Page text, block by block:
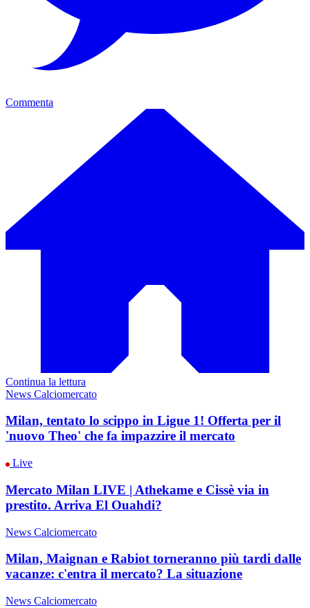
Commenta
Continua la lettura
News Calciomercato
Milan, tentato lo scippo in Ligue 1! Offerta per il
'nuovo Theo' che fa impazzire il mercato
Live
Mercato Milan LIVE | Athekame e Cissè via in
prestito. Arriva El Ouahdi?
News Calciomercato
Milan, Maignan e Rabiot torneranno più tardi dalle
vacanze: c'entra il mercato? La situazione
News Calciomercato